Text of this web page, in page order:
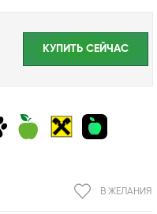
КУПИТЬ CЕЙЧАС
В ЖЕЛАНИЯ